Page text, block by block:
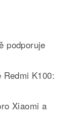
podporuje
K100:
Xiaomi a